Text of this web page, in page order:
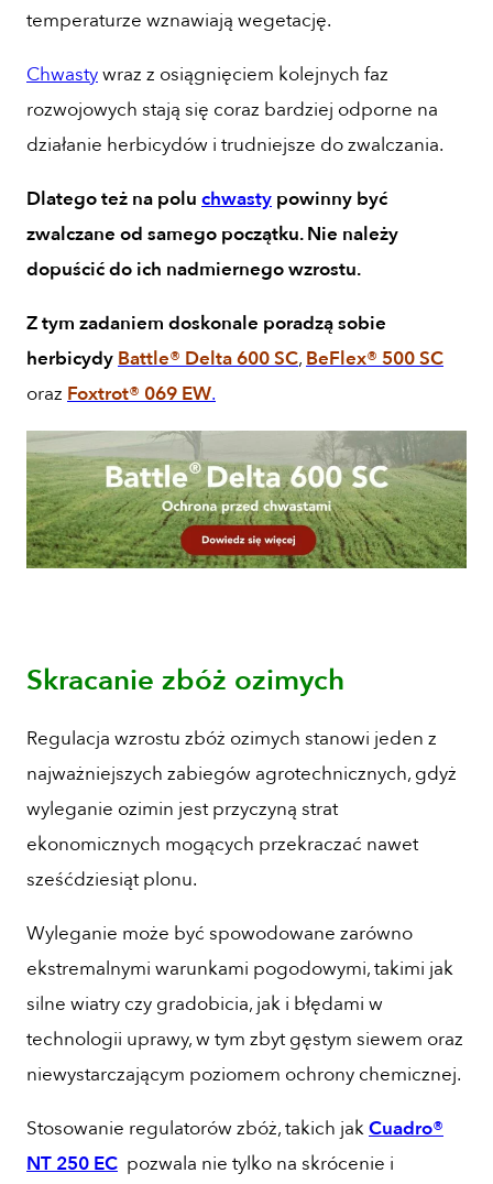
temperaturze wznawiają wegetację.
Chwastywraz z osiągnięciem kolejnych faz
rozwojowych stają się coraz bardziej odporne na
działanie herbicydów i trudniejsze do zwalczania.
Dlatego też na polu chwasty powinny być
zwalczane od samego początku. Nie należy
dopuścić do ich nadmiernego wzrostu.
Z tym zadaniem doskonale poradzą sobie
herbicydy Battle® Delta 600 SC, BeFlex® 500 SC
oraz Foxtrot® 069 EW.
Skracanie zbóż ozimych
Regulacja wzrostu zbóż ozimych stanowi jeden z
najważniejszych zabiegów agrotechnicznych, gdyż
wyleganie ozimin jest przyczyną strat
ekonomicznych mogących przekraczać nawet
sześćdziesiąt plonu.
Wyleganie może być spowodowane zarówno
ekstremalnymi warunkami pogodowymi, takimi jak
silne wiatry czy gradobicia, jak i błędami w
technologii uprawy, w tym zbyt gęstym siewem oraz
niewystarczającym poziomem ochrony chemicznej.
Stosowanie regulatorów zbóż, takich jakCuadro®
NT 250 EC pozwala nie tylko na skrócenie i